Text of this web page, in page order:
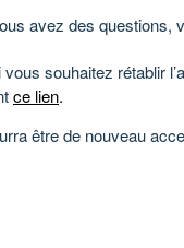
avez des questions,
vous souhaitez rétablir
ce lien.
être de nouveau